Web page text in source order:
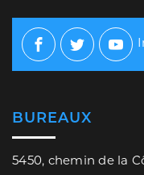
Facebook
Twitter
BUREAUX
5450, chemin de la